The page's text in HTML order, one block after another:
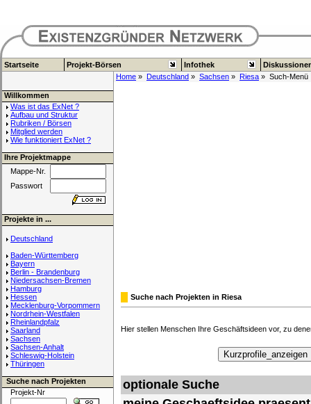
Startseite Projekt-Börsen Infothek
Home » Deutschland » Sachsen » Riesa » Such-Menü
Willkommen
Was ist das ExNet ?
Aufbau und Struktur
Rubriken / Börsen
Mitglied werden
Wie funktioniert ExNet ?
Ihre Projektmappe
Mappe-Nr.
Passwort
Projekte in ...
Deutschland
Baden-Württemberg
Bayern
Berlin - Brandenburg
Niedersachsen-Bremen
Hamburg
Hessen
Mecklenburg-Vorpommern
Nordrhein-Westfalen
Rheinlandpfalz
Saarland
Sachsen
Sachsen-Anhalt
Schleswig-Holstein
Thüringen
Suche nach Projekten
Projekt-Nr
Suche nach Projekten in Riesa
Hier stellen Menschen Ihre Geschäftsideen vor, zu
optionale Suche